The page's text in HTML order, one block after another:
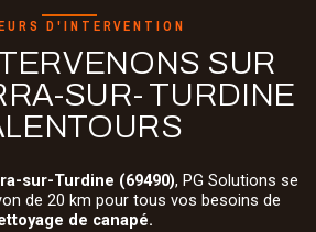
D'INTERVENTION
SUR
SUR- TURDINE
sur-Turdine (69490), PG Solutions se
de 20 km pour tous vos besoins de
de canapé.